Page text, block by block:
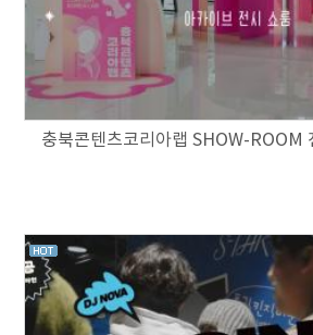
충북콘텐츠코리아랩 SHOW-ROOM